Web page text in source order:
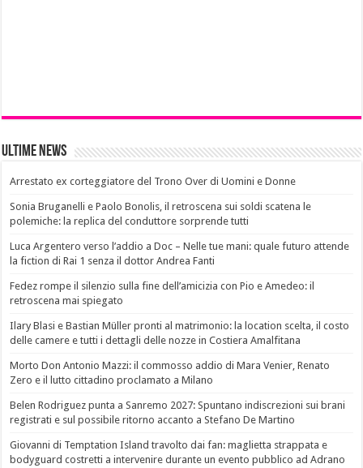
Ultime News
Arrestato ex corteggiatore del Trono Over di Uomini e Donne
Sonia Bruganelli e Paolo Bonolis, il retroscena sui soldi scatena le
polemiche: la replica del conduttore sorprende tutti
Luca Argentero verso l’addio a Doc – Nelle tue mani: quale futuro attende
la fiction di Rai 1 senza il dottor Andrea Fanti
Fedez rompe il silenzio sulla fine dell’amicizia con Pio e Amedeo: il
retroscena mai spiegato
Ilary Blasi e Bastian Müller pronti al matrimonio: la location scelta, il costo
delle camere e tutti i dettagli delle nozze in Costiera Amalfitana
Morto Don Antonio Mazzi: il commosso addio di Mara Venier, Renato
Zero e il lutto cittadino proclamato a Milano
Belen Rodriguez punta a Sanremo 2027: Spuntano indiscrezioni sui brani
registrati e sul possibile ritorno accanto a Stefano De Martino
Giovanni di Temptation Island travolto dai fan: maglietta strappata e
bodyguard costretti a intervenire durante un evento pubblico ad Adrano